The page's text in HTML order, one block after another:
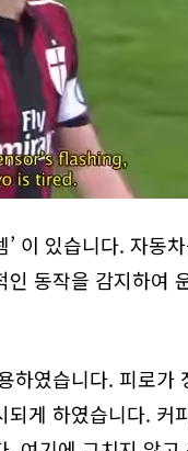
이 있습니다. 자동
동작을 감지하여
하였습니다. 피로가
게 하였습니다. 커